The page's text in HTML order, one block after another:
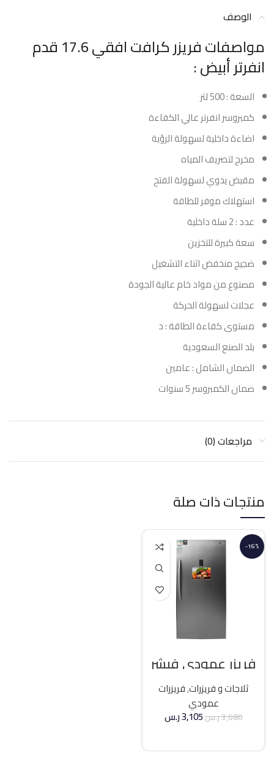
الوصف
مواصفات فريزر كرافت افقي 17.6 قدم
انفرتر أبيض :
السعة : 500 لتر
كمبروسر انفرتر عالي الكفاءة
اضاءة داخلية لسهولة الرؤية
مخرج لتصريف المياه
مقبض يدوي لسهولة الفتح
استهلاك موفر للطاقة
عدد : 2 سلة داخلية
سعة كبيرة للتخزين
ضجيج منخفض اثناء التشغيل
مصنوع من مواد خام عالية الجودة
عجلات لسهولة الحركة
مستوى كفاءة الطاقة : د
بلد الصنع السعودية
الضمان الشامل : عامين
ضمان الكمبروسر 5 سنوات
مراجعات (0)
منتجات ذات صلة
-16%
فريزر عمودي فيشر
21 قدم انفرتر – فضي
ثلاجات و فريزرات,فريزرات
عمودي
3,680ر.س3,105ر.س